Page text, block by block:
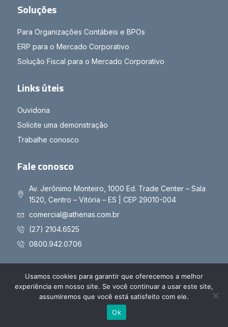
Soluções
Para Organizações Contábeis e BPOs
ERP para o Mercado Corporativo
Solução Fiscal para o Mercado Corporativo
Links úteis
Ouvidoria
Solicite uma demonstração
Trabalhe conosco
Fale conosco
Av. Jerônimo Monteiro, 1000 Ed. Trade Center – Sala
1520, Centro – Vitória – ES | CEP 29010-004
comercial@athenas.com.br
(27) 2104.6525
0800.942.0706
Copyright © 2025 Athenas - Todos os direitos reservados
Políticas de Privacidade
Usamos cookies para garantir que oferecemos a melhor
experiência em nosso site. Se você continuar a usar este site,
assumiremos que você está satisfeito com ele.
Ok